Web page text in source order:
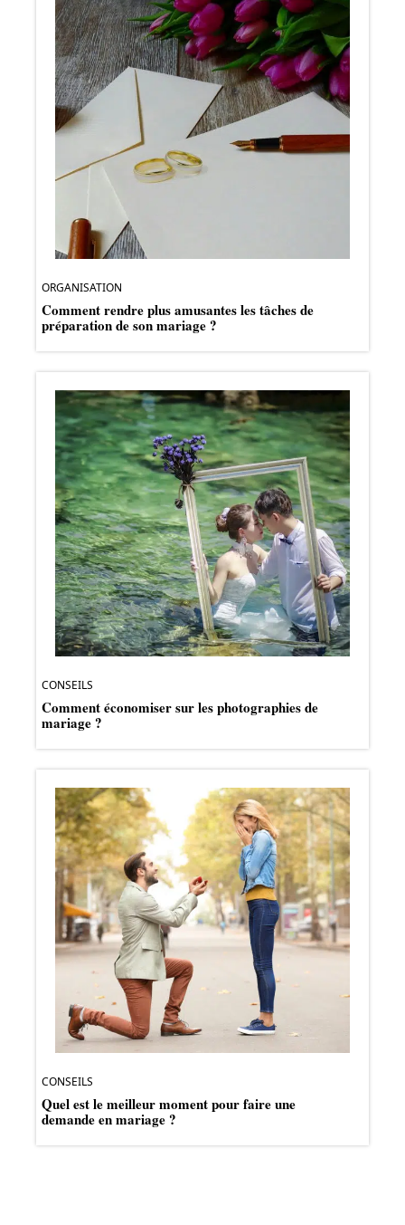
ORGANISATION
Comment rendre plus amusantes les tâches de
préparation de son mariage ?
CONSEILS
Comment économiser sur les photographies de
mariage ?
CONSEILS
Quel est le meilleur moment pour faire une
demande en mariage ?